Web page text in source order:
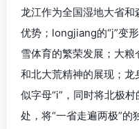
龙江作为全国湿地大省
优势；longjiang的“j”变
雪体育的繁荣发展；大
和北大荒精神的展现；龙
似字母“i”，同时将北极
处，将“一省走遍两极”的